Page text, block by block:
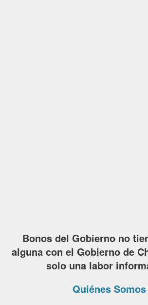
Bonos del Gobierno no
alguna con el Gobierno de
solo una labor
Quiénes Somos